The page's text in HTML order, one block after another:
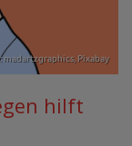
madartzgraphics, Pixabay
hilft